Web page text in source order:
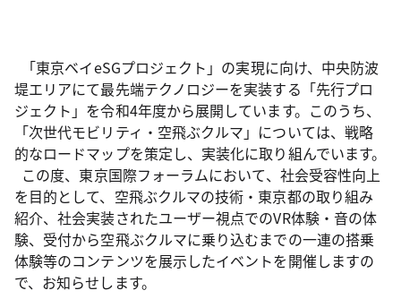
「東京ベイeSGプロジェクト」の実現に向け、中央防波
堤エリアにて最先端テクノロジーを実装する「先行プロ
ジェクト」を令和4年度から展開しています。このうち、
「次世代モビリティ・空飛ぶクルマ」については、戦略
的なロードマップを策定し、実装化に取り組んでいます。
この度、東京国際フォーラムにおいて、社会受容性向上
を目的として、空飛ぶクルマの技術・東京都の取り組み
紹介、社会実装されたユーザー視点でのVR体験・音の体
験、受付から空飛ぶクルマに乗り込むまでの一連の搭乗
体験等のコンテンツを展示したイベントを開催しますの
で、お知らせします。